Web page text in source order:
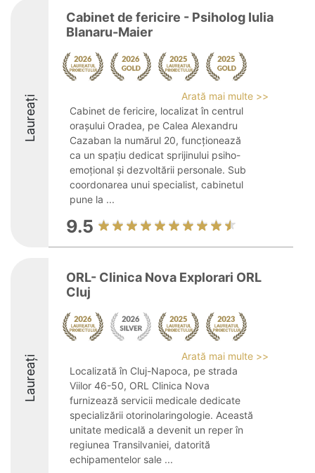
Laureați
Cabinet de fericire - Psiholog Iulia
Blanaru-Maier
Arată mai multe >>
Cabinet de fericire, localizat în centrul
orașului Oradea, pe Calea Alexandru
Cazaban la numărul 20, funcționează
ca un spațiu dedicat sprijinului psiho-
emoțional și dezvoltării personale. Sub
coordonarea unui specialist, cabinetul
pune la ...
9.5
Laureați
ORL- Clinica Nova Explorari ORL
Cluj
Arată mai multe >>
Localizată în Cluj-Napoca, pe strada
Viilor 46-50, ORL Clinica Nova
furnizează servicii medicale dedicate
specializării otorinolaringologie. Această
unitate medicală a devenit un reper în
regiunea Transilvaniei, datorită
echipamentelor sale ...